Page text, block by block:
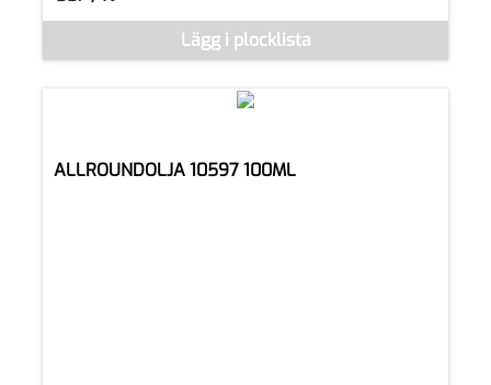
Denna vara går inte att beställa via webben just nu, vänligen
Lägg i plocklista
ALLROUNDOLJA 10597 100ML